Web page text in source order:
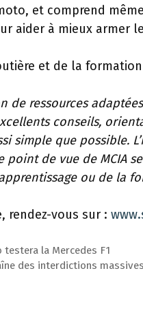
et comprend
aider à mieux armer
et de la
de ressources
conseils,
simple que possible.
point de vue de MCIA
ou de la
rendez-vous sur :
testera la Mercedes F1
des interdictions